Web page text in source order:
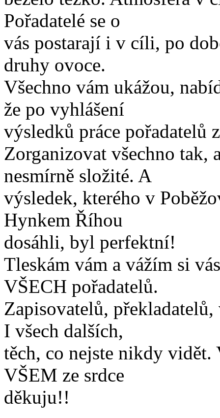
Pořadatelé se o
vás postarají i v cíli, po
druhy ovoce.
Všechno vám ukážou,
že po vyhlášení
výsledků práce pořadatelů
Zorganizovat všechno tak,
nesmírně složité. A
výsledek, kterého v
Hynkem Říhou
dosáhli, byl perfektní!
Tleskám vám a vážím si
VŠECH pořadatelů.
Zapisovatelů, překladatelů,
I všech dalších,
těch, co nejste nikdy
VŠEM ze srdce
děkuju!!